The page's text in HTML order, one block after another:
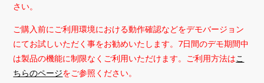
さい。
ご購入前にご利用環境における動作確認などをデモバージョン
にてお試しいただく事をお勧めいたします。7日間のデモ期間中
は製品の機能に制限なくご利用いただけます。ご利用方法はこ
ちらのページをご参照ください。